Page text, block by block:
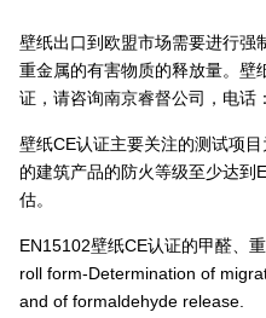
壁纸出口到欧盟市场需要进行强
重金属的有害物质的释放量。壁
证，请咨询南京睿督公司，电话
壁纸CE认证主要关注的测试项
的建筑产品的防火等级至少达到
估。
EN15102壁纸CE认证的甲醛、
roll form-Determination of
and of formaldehyde release.